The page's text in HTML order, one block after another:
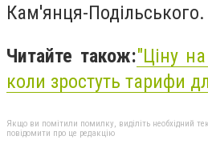
Кам'янця-Подільського.
Читайте також:"Ціну
коли зростуть тарифи
Якщо ви помітили помилку, виділіть необхідний
повідомити про це редакцію